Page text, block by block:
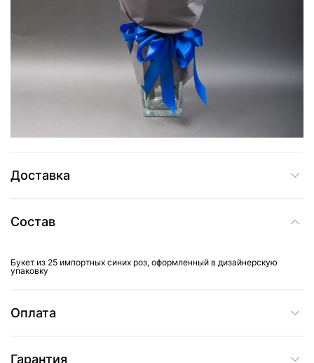
Добавить в корзину
Купить в один клик
Доставка
Состав
Букет из 25 импортных синих роз, оформленный в дизайнерскую
упаковку
Оплата
Гарантия